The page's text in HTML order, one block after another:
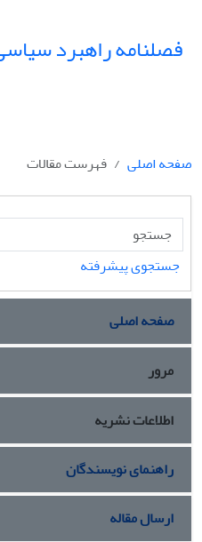
فصلنامه راهبرد
صفحه اصلی
فهرست مقالات
جستجوی پیشرفته
صفحه اصلی
مرور
اطلاعات نشریه
راهنمای نویسندگان
ارسال مقاله